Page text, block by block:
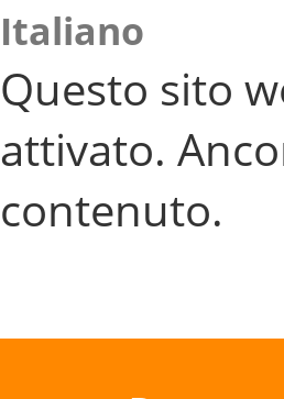
Italiano
Questo sito
attivato.
contenuto.